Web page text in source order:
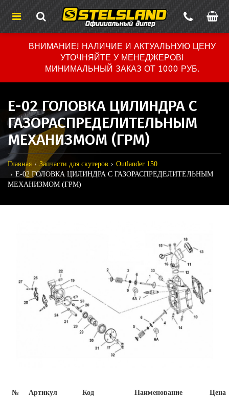
ВНИМАНИЕ! НАЛИЧИЕ И АКТУАЛЬНУЮ ЦЕНУ
УТОЧНЯЙТЕ У МЕНЕДЖЕРОВ!
МИНИМАЛЬНЫЙ ЗАКАЗ ОТ 1000 РУБ.
E-02 ГОЛОВКА ЦИЛИНДРА С
ГАЗОРАСПРЕДЕЛИТЕЛЬНЫМ
МЕХАНИЗМОМ (ГРМ)
Главная Запчасти для скутеров
Outlander 150
E-02 ГОЛОВКА ЦИЛИНДРА С ГАЗОРАСПРЕДЕЛИТЕЛЬНЫМ
МЕХАНИЗМОМ (ГРМ)
№ Артикул Код Наименование Цена